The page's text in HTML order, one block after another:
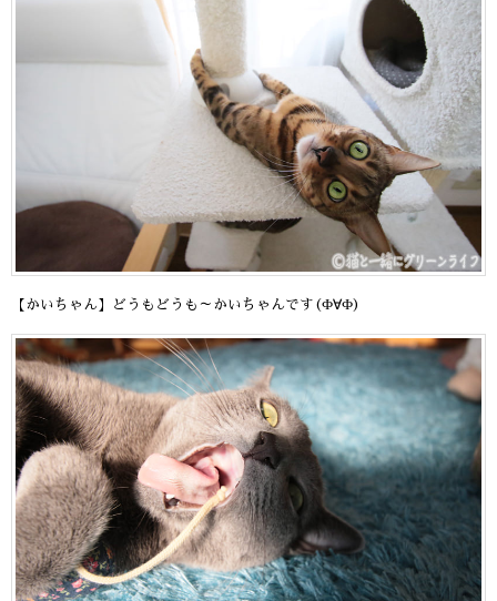
【かいちゃん】どうもどうも～かいちゃんです(Ф∀Ф)